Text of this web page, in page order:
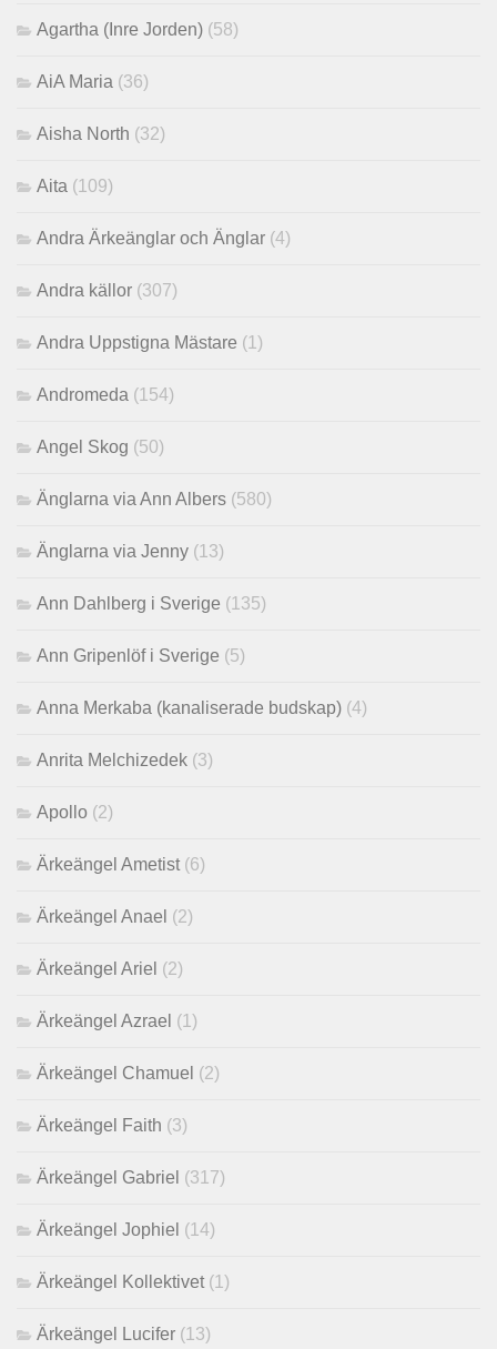
Agartha (Inre Jorden) (58)
AiA Maria (36)
Aisha North (32)
Aita (109)
Andra Ärkeänglar och Änglar (4)
Andra källor (307)
Andra Uppstigna Mästare (1)
Andromeda (154)
Angel Skog (50)
Änglarna via Ann Albers (580)
Änglarna via Jenny (13)
Ann Dahlberg i Sverige (135)
Ann Gripenlöf i Sverige (5)
Anna Merkaba (kanaliserade budskap) (4)
Anrita Melchizedek (3)
Apollo (2)
Ärkeängel Ametist (6)
Ärkeängel Anael (2)
Ärkeängel Ariel (2)
Ärkeängel Azrael (1)
Ärkeängel Chamuel (2)
Ärkeängel Faith (3)
Ärkeängel Gabriel (317)
Ärkeängel Jophiel (14)
Ärkeängel Kollektivet (1)
Ärkeängel Lucifer (13)